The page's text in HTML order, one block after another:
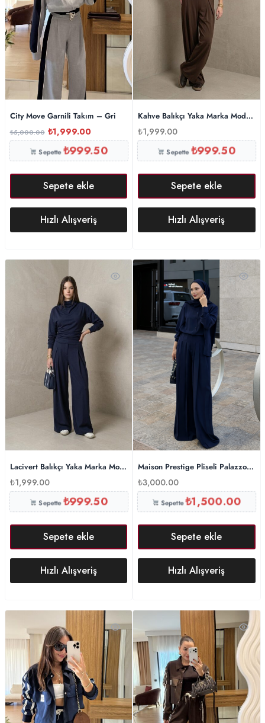
City Move Garnili Takım – Gri
₺5,000.00 ₺1,999.00
Sepette₺999.50
Sepete ekle
Hızlı Alışveriş
Kahve Balıkçı Yaka Marka Model
₺1,999.00
Sepette₺999.50
Sepete ekle
Hızlı Alışveriş
Lacivert Balıkçı Yaka Marka Model Modal Takım
₺1,999.00
Sepette₺999.50
Sepete ekle
Hızlı Alışveriş
Maison Prestige Pliseli Palazzo
₺3,000.00
Sepette₺1,500.00
Sepete ekle
Hızlı Alışveriş